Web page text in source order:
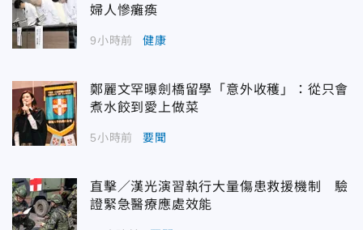
婦人慘癱瘓
9小時前 健康
鄭麗文罕曝劍橋留學「意外收穫」：從只會
煮水餃到愛上做菜
5小時前 要聞
直擊／漢光演習執行大量傷患救援機制 驗
證緊急醫療應處效能